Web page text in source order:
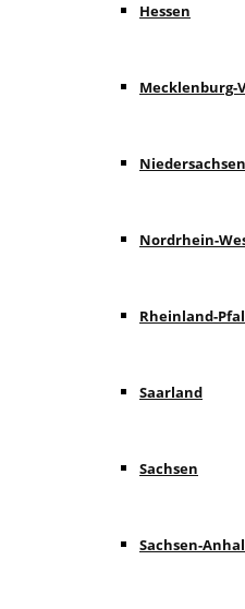
Hessen
Mecklenburg-
Niedersachsen
Nordrhein-
Rheinland-
Saarland
Sachsen
Sachsen-